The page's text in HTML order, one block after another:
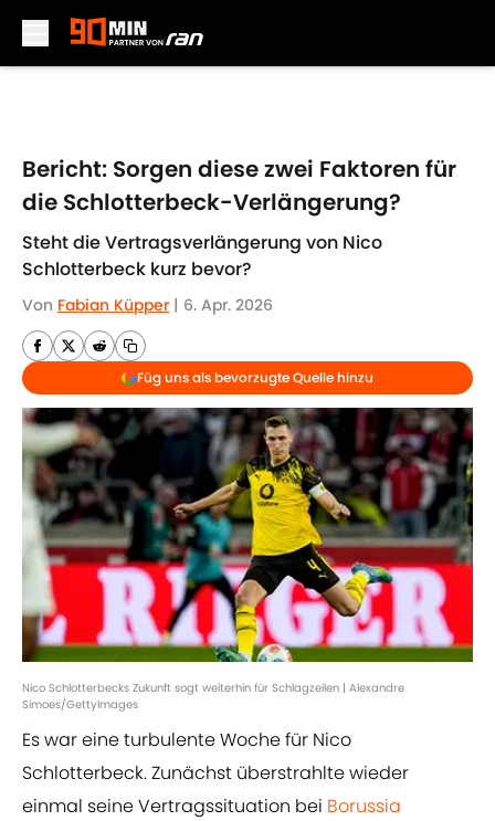
Bericht: Sorgen diese zwei Faktoren für
die Schlotterbeck-Verlängerung?
Steht die Vertragsverlängerung von Nico
Schlotterbeck kurz bevor?
Von Fabian Küpper | 6. Apr. 2026
Füg uns als bevorzugte Quelle hinzu
Nico Schlotterbecks Zukunft sogt weiterhin für Schlagzeilen | Alexandre
Simoes/GettyImages
Es war eine turbulente Woche für Nico
Schlotterbeck. Zunächst überstrahlte wieder
einmal seine Vertragssituation bei Borussia